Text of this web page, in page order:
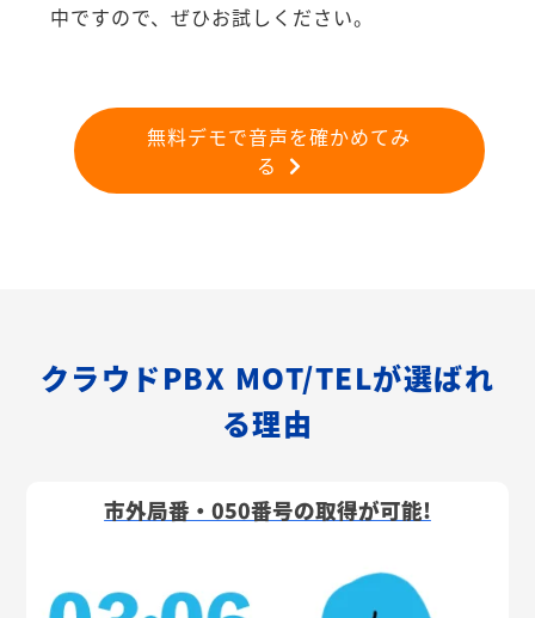
中ですので、ぜひお試しください。
無料デモで音声を確かめてみ
る
クラウドPBX MOT/TELが選ばれ
る理由
市外局番・050番号の取得が可能!